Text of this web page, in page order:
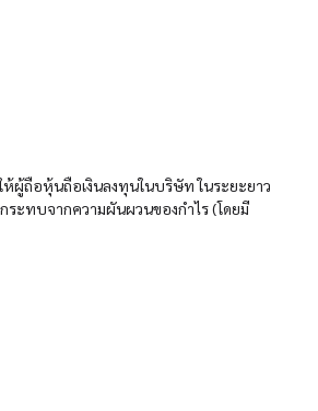
ห้ผู้ถือหุ้นถือเงินลงทุนในบริษัท ในระยะยาว
ะทบจากความผันผวนของกำไร (โดยมี